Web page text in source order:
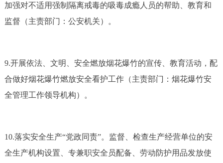
加强对不适用强制隔离戒毒的吸毒成瘾人员的帮助、教育和
监督（主责部门：公安机关）。
9.开展依法、文明、安全燃放烟花爆竹的宣传、教育活动，配
合做好烟花爆竹燃放安全看护工作（主责部门：烟花爆竹安
全管理工作领导机构）。
10.落实安全生产“党政同责”。监督、检查生产经营单位的安
全生产机构设置、专兼职安全员配备、劳动防护用品发放使